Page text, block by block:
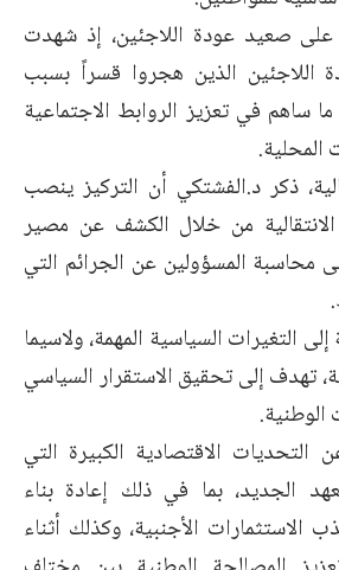
صعيد عودة اللاجئين، إذ شهدت
اللاجئين الذين هجروا قسراً بسبب
ما ساهم في تعزيز الروابط الاجتماعية
المحلية.
ذكر د.الفشتكي أن التركيز ينصب
من خلال الكشف عن مصير
محاسبة المسؤولين عن الجرائم التي
التغيرات السياسية المهمة، ولاسيما
تهدف إلى تحقيق الاستقرار السياسي
الوطنية.
الاقتصادية الكبيرة التي
الجديد، بما في ذلك إعادة بناء
الاستثمارات الأجنبية، وكذلك أثناء